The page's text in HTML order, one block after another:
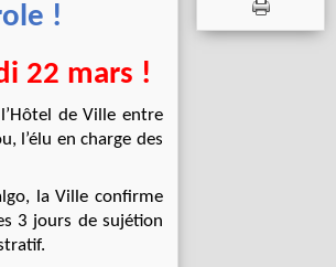
!
22 mars !
de Ville entre
l’élu en charge des
la Ville confirme
3 jours de sujétion